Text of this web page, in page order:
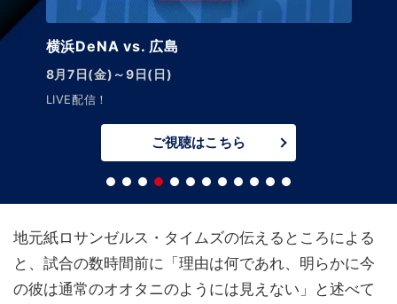
横浜DeNA vs. 広島
8月7日(金)～9日(日)
LIVE配信！
ご視聴はこちら
地元紙ロサンゼルス・タイムズの伝えるところによる
と、試合の数時間前に「理由は何であれ、明らかに今
の彼は通常のオオタニのようには見えない」と述べて